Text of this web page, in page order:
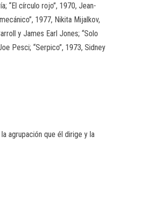
“El círculo rojo”, 1970, Jean-
1977, Nikita Mijalkov,
y James Earl Jones; “Solo
Pesci; “Serpico”, 1973, Sidney
agrupación que él dirige y la